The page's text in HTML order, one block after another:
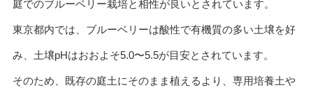
庭でのブルーベリー栽培と相性が良いとされています。
東京都内では、ブルーベリーは酸性で有機質の多い土壌を好
み、土壌pHはおおよそ5.0〜5.5が目安とされています。
そのため、既存の庭土にそのまま植えるより、専用培養土や